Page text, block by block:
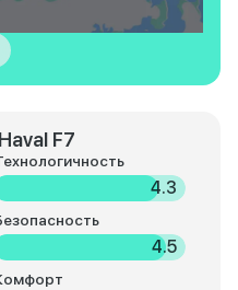
F7
4.3
4.5